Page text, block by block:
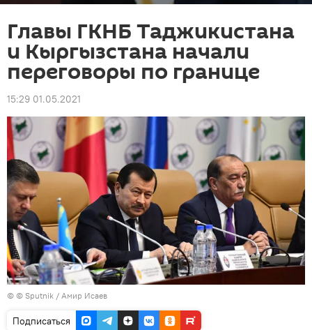
Главы ГКНБ Таджикистана
и Кыргызстана начали
переговоры по границе
15:29 01.05.2021
© © Sputnik / Амир Исаев
Подписаться